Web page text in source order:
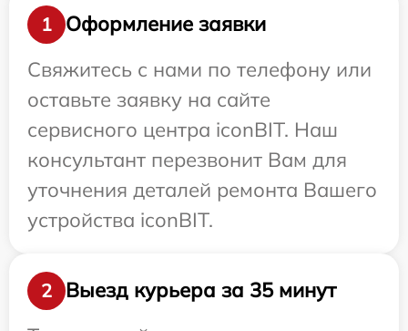
1
Оформление заявки
Свяжитесь с нами по телефону или
оставьте заявку на сайте
сервисного центра iconBIT. Наш
консультант перезвонит Вам для
уточнения деталей ремонта Вашего
устройства iconBIT.
2
Выезд курьера за 35 минут